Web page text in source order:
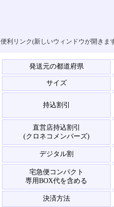
便利リンク(新しいウィンドウが開きま
発送元の都道府県
サイズ
持込割引
直営店持込割引
(クロネコメンバーズ)
デジタル割
宅急便コンパクト
専用BOX代を含める
決済方法